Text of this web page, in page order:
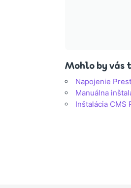
Mohlo by vás
Napojenie
Manuálna
Inštalácia CMS